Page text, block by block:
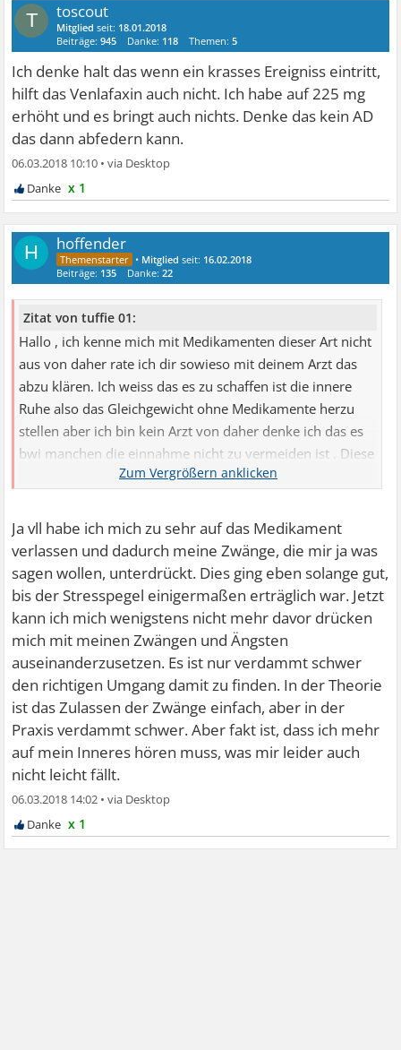
T toscout
Mitglied seit: 18.01.2018
Beiträge:945 Danke: 118 Themen:5
Ich denke halt das wenn ein krasses Ereigniss eintritt,
hilft das Venlafaxin auch nicht. Ich habe auf 225 mg
erhöht und es bringt auch nichts. Denke das kein AD
das dann abfedern kann.
06.03.2018 10:10 •
x 1
H hoffender
• Mitglied seit: 16.02.2018
Beiträge: 135 Danke:22
Zitat von tuffie 01:
Hallo , ich kenne mich mit Medikamenten dieser Art nicht
aus von daher rate ich dir sowieso mit deinem Arzt das
abzu klären. Ich weiss das es zu schaffen ist die innere
Ruhe also das Gleichgewicht ohne Medikamente herzu
stellen aber ich bin kein Arzt von daher denke ich das es
bwi manchen die einnahme nicht zu vermeiden ist . Diese
Symptome willst du jetzt bestimmt sofort los werden so
vielleicht das du stress hast versuche immer wieder dich
zu fragen was jetzt gerade falsch in deinem leben läuft
mit aller ruhe und geduld denn dass ist jetzt das
Medikament was welches du benötigt,die achtsamkeit der
weg zu dir finden , dass schaffst du werde win ich kann
denker und schenke dir jetzt gerade sehr viel liebe anstatt
Kritik .Eines Tages mit viel Fleiß wirst du dich mögen und
alles andere siehst du gelassener und die Panik wird
leiser und su brauchst dann keine mdikamente mehr. Lg
Ja vll habe ich mich zu sehr auf das Medikament
verlassen und dadurch meine Zwänge, die mir ja was
sagen wollen, unterdrückt. Dies ging eben solange gut,
bis der Stresspegel einigermaßen erträglich war. Jetzt
kann ich mich wenigstens nicht mehr davor drücken
mich mit meinen Zwängen und Ängsten
auseinanderzusetzen. Es ist nur verdammt schwer
den richtigen Umgang damit zu finden. In der Theorie
ist das Zulassen der Zwänge einfach, aber in der
Praxis verdammt schwer. Aber fakt ist, dass ich mehr
auf mein Inneres hören muss, was mir leider auch
nicht leicht fällt.
06.03.2018 14:02 •
x 1